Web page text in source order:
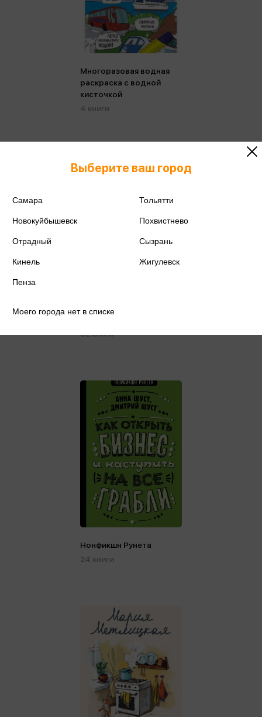
Многоразовая водная
раскраска с водной
кисточкой
4 книги
32 книги
Нонфикшн Рунета
24 книги
Выберите ваш город
Самара Тольятти
Новокуйбышевск Похвистнево
Отрадный Сызрань
Кинель Жигулевск
Пенза
Моего города нет в списке